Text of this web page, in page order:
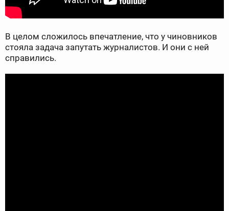
В целом сложилось впечатление, что у чиновников
стояла задача запутать журналистов. И они с ней
справились.